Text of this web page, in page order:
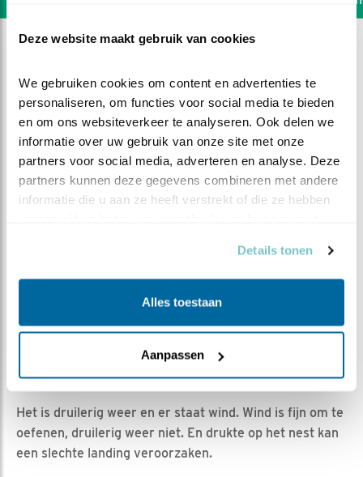
Deze website maakt gebruik van cookies
We gebruiken cookies om content en advertenties te
personaliseren, om functies voor social media te bieden
en om ons websiteverkeer te analyseren. Ook delen we
informatie over uw gebruik van onze site met onze
partners voor social media, adverteren en analyse. Deze
partners kunnen deze gegevens combineren met andere
informatie die u aan ze heeft verstrekt of die ze hebben
Details tonen
Alles toestaan
Aanpassen
De ruimte krijgen
Jan-Willem BDL | Geplaatst op 1 juli 2023, 10:47 |
Vind ik leuk| Bewaar dit filmpje|
344x
Het is druilerig weer en er staat wind. Wind is fijn om te
oefenen, druilerig weer niet. En drukte op het nest kan
een slechte landing veroorzaken.